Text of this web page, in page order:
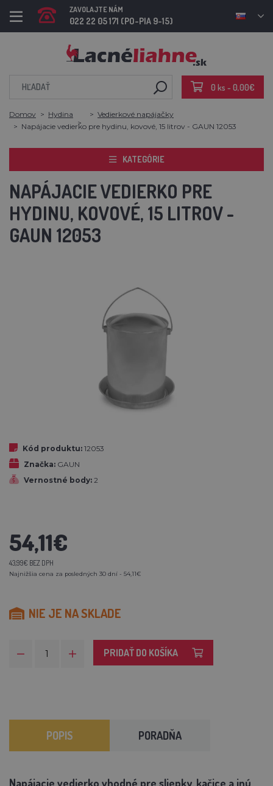
ZAVOLAJTE NÁM
022 22 05 171 (PO-PIA 9-15)
0 ks - 0,00€
Domov Hydina
Vedierkové napájačky
Napájacie vedierko pre hydinu, kovové, 15 litrov - GAUN 12053
KATEGÓRIE
NAPÁJACIE VEDIERKO PRE
HYDINU, KOVOVÉ, 15 LITROV -
GAUN 12053
Kód produktu: 12053
Značka: GAUN
Vernostné body: 2
54,11€
43,99€ BEZ DPH
Najnižšia cena za posledných 30 dní - 54,11€
NIE JE NA SKLADE
PRIDAŤ DO KOŠÍKA
POPIS PORADŇA
Napájacie vedierko vhodné pre sliepky, kačice a inú